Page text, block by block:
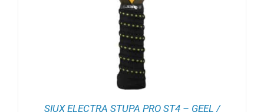
SIUX ELECTRA STUPA PRO ST4 – GEEL /